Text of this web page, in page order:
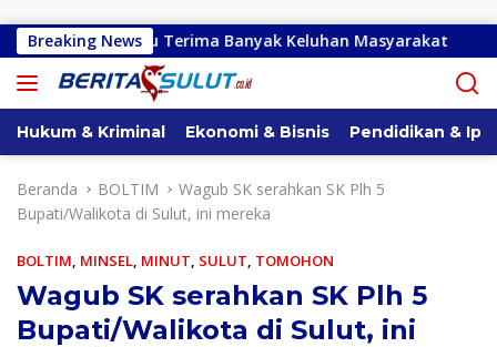
Breaking News
Paruntu Terima Banyak Keluhan Masyarakat Gracia
Hukum & Kriminal Ekonomi & Bisnis Pendidikan &
Beranda BOLTIM
Wagub SK serahkan SK Plh 5
Bupati/Walikota di Sulut, ini mereka
BOLTIM, MINSEL, MINUT, SULUT, TOMOHON
Wagub SK serahkan SK Plh 5
Bupati/Walikota di Sulut, ini